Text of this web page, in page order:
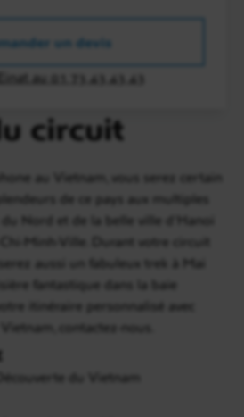
circuit
au Vietnam, vous serez certain
de ce pays aux multiples
Nord et de la belle ville d'Hanoï
Minh-Ville. Durant votre circuit
aussi un fabuleux trek à Mai
fantastique dans la baie
itinéraire personnalisé avec
contactez-nous.
du Vietnam
un devis
au 01 73 43 43 43